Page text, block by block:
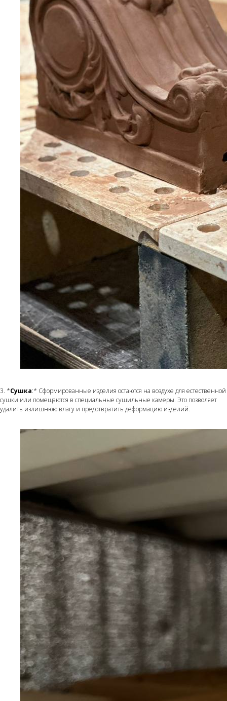
3. *Сушка:* Сформированные изделия остаются на воздухе для естественной
сушки или помещаются в специальные сушильные камеры. Это позволяет
удалить излишнюю влагу и предотвратить деформацию изделий.